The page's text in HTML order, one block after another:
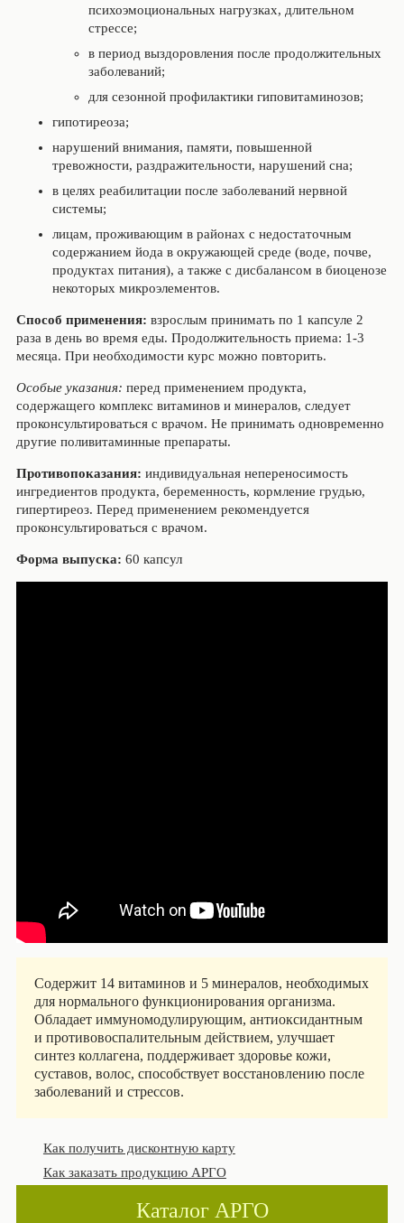
психоэмоциональных нагрузках, длительном
стрессе;
в период выздоровления после продолжительных
заболеваний;
для сезонной профилактики гиповитаминозов;
гипотиреоза;
нарушений внимания, памяти, повышенной
тревожности, раздражительности, нарушений сна;
в целях реабилитации после заболеваний нервной
системы;
лицам, проживающим в районах с недостаточным
содержанием йода в окружающей среде (воде, почве,
продуктах питания), а также с дисбалансом в биоценозе
некоторых микроэлементов.
Способ применения: взрослым принимать по 1 капсуле 2
раза в день во время еды. Продолжительность приема: 1-3
месяца. При необходимости курс можно повторить.
Особые указания: перед применением продукта,
содержащего комплекс витаминов и минералов, следует
проконсультироваться с врачом. Не принимать одновременно
другие поливитаминные препараты.
Противопоказания: индивидуальная непереносимость
ингредиентов продукта, беременность, кормление грудью,
гипертиреоз. Перед применением рекомендуется
проконсультироваться с врачом.
Форма выпуска: 60 капсул
Содержит 14 витаминов и 5 минералов, необходимых
для нормального функционирования организма.
Обладает иммуномодулирующим, антиоксидантным
и противовоспалительным действием, улучшает
синтез коллагена, поддерживает здоровье кожи,
суставов, волос, способствует восстановлению после
заболеваний и стрессов.
Как получить дисконтную карту
Как заказать продукцию АРГО
Каталог АРГО